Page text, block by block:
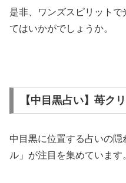
是非、ワンズスピリット
てはいかがでしょうか。
【中目黒占い】苺ク
中目黒に位置する占いの
ル」が注目を集めています